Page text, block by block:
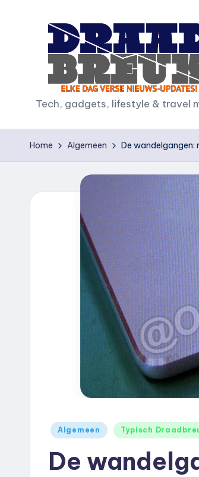
D
r
a
Tech, gadgets, lifestyle & travel
Home Algemeen De wandelgangen:
Geplaatst
Algemeen Typisch
De